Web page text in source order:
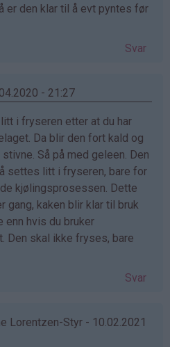
er den klar til å evt pyntes før
Svar
- 21:27
i fryseren etter at du har
Da blir den fort kald og
Så på med geleen. Den
settes litt i fryseren, bare for
kjølingsprosessen. Dette
gang, kaken blir klar til bruk
enn hvis du bruker
Den skal ikke fryses, bare
Svar
Lorentzen-Styr - 10.02.2021